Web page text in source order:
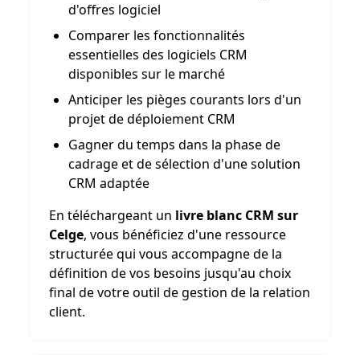
d'offres logiciel
Comparer les fonctionnalités
essentielles des logiciels CRM
disponibles sur le marché
Anticiper les pièges courants lors d'un
projet de déploiement CRM
Gagner du temps dans la phase de
cadrage et de sélection d'une solution
CRM adaptée
En téléchargeant un livre blanc CRM sur
Celge, vous bénéficiez d'une ressource
structurée qui vous accompagne de la
définition de vos besoins jusqu'au choix
final de votre outil de gestion de la relation
client.